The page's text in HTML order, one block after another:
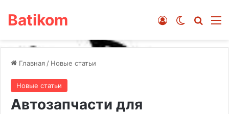
Batikom Switch skin
Войти
Главная / Новые статьи
Новые статьи
Автозапчасти для